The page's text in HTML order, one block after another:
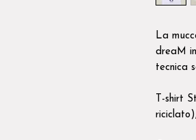
La
dreaM
tecnica
T-shirt